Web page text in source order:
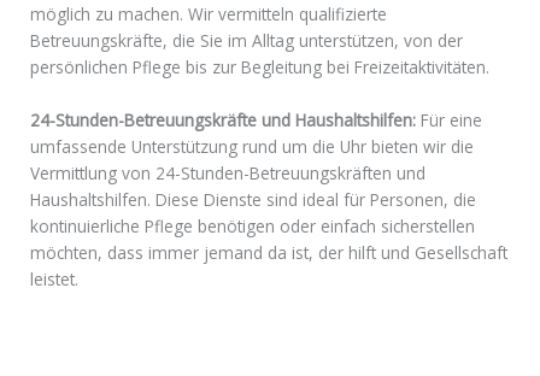
möglich zu machen. Wir vermitteln qualifizierte
Betreuungskräfte, die Sie im Alltag unterstützen, von der
persönlichen Pflege bis zur Begleitung bei Freizeitaktivitäten.
24-Stunden-Betreuungskräfte und Haushaltshilfen: Für eine
umfassende Unterstützung rund um die Uhr bieten wir die
Vermittlung von 24-Stunden-Betreuungskräften und
Haushaltshilfen. Diese Dienste sind ideal für Personen, die
kontinuierliche Pflege benötigen oder einfach sicherstellen
möchten, dass immer jemand da ist, der hilft und Gesellschaft
leistet.